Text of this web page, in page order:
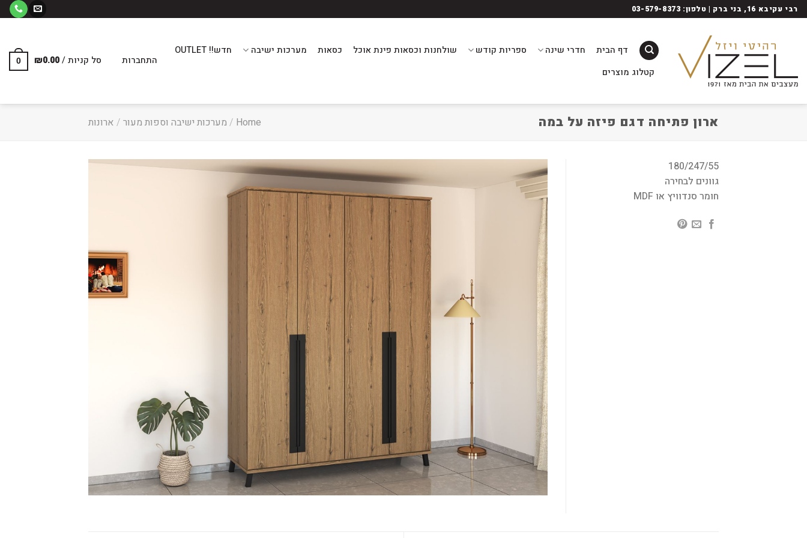
Skip
to
רבי עקיבא 16, בני ברק | טלפון: 03-579-8373
דף הבית חדרי שינה ספריות קודש שולחנות וכסאות פינת אוכל כסאות מערכות ישיבה
חדש!! OUTLET
קטלוג מוצרים
התחברות סל קניות / ₪0.00
0
ארון פתיחה דגם פיזה על במה Home
/ מערכות ישיבה וספות מעור / ארונות
180/247/55
גוונים לבחירה
חומר סנדוויץ או MDF